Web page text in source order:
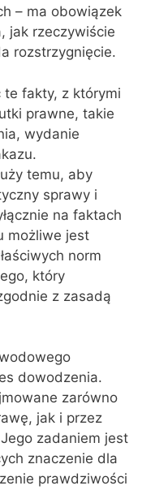
– ma obowiązek
jak rzeczywiście
rozstrzygnięcie.
te fakty, z którymi
prawne, takie
wydanie
temu, aby
sprawy i
na faktach
możliwe jest
norm
który
z zasadą
dowodzenia.
zarówno
jak i przez
zadaniem jest
znaczenie dla
prawdziwości